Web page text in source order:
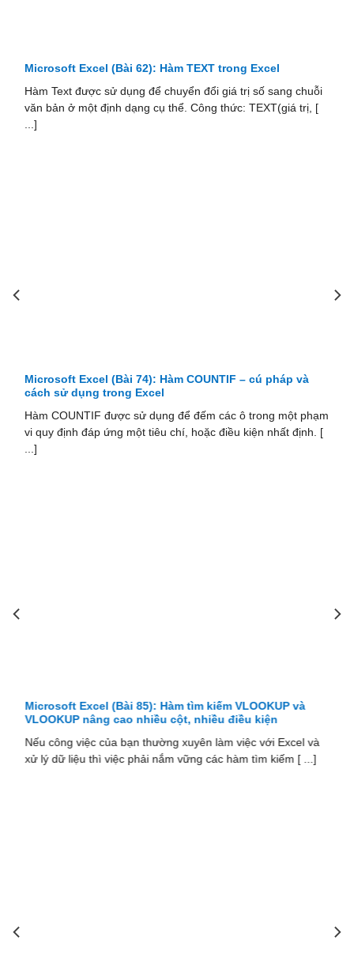
Microsoft Excel (Bài 61): Hàm HEOUNIQUE lọc không
Trong bài viết này chúng ta sẽ tìm hiểu về cách sử dụng
hàm HeoUnique trong Add ins HocExcel Online. Đây là một
Excel (Bài 74): Hàm COUNTIF – cú pháp và
sử dụng trong Excel
COUNTIF được sử dụng để đếm các ô trong một phạm
định đáp ứng một tiêu chí, hoặc điều kiện nhất định. [
Hàm
để
Microsoft Excel (Bài 85): Hàm tìm kiếm VLOOKUP và
VLOOKUP nâng cao nhiều cột, nhiều điều kiện
Nếu công việc của bạn thường xuyên làm việc với Excel và
xử lý dữ liệu thì việc phải nắm vững các hàm tìm kiếm [ ...]